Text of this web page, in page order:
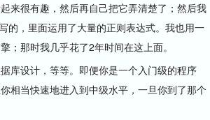
来很有趣，然后再自己把它弄清楚了；然后我
的，里面运用了大量的正则表达式。我也用一
；那时我几乎花了2年时间在这上面。
设计，等等。即便你是一个入门级的程序
相当快速地进入到中级水平，一旦你到了那个